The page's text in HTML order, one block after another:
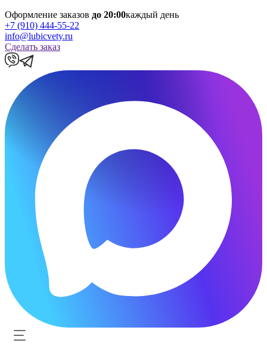
Оформление заказов до 20:00каждый день
+7 (910) 444-55-22
info@lubicvety.ru
Сделать заказ